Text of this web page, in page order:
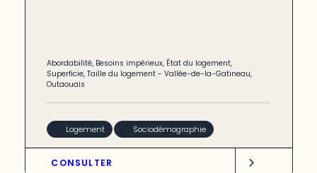
Abordabilité, Besoins impérieux, État du logement,
Superficie,Taille du logement -Vallée-de-la-Gatineau,
Outaouais
Logement Sociodémographie
CONSULTER